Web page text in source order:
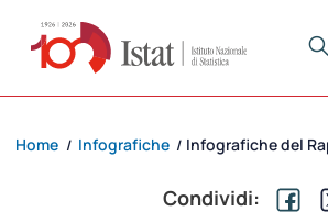
Home / Infografiche / Infografiche del
Condividi: